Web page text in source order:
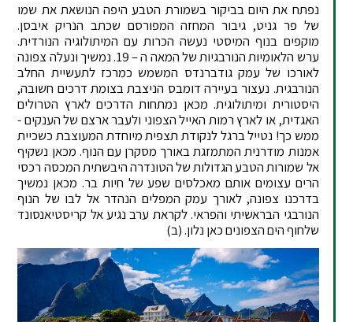
נפתח את היום בביקור בשמורת הטבע היפה הנושאת את שמו
של פר גניט, גיבור המחזה המפורסם שכתב הנריק איבסן.
מוקפים בנוף המיסטי נעשה הכרות עם המיתולוגיה הנורדית.
ערש הלאומיות הנורבגיות של המאה ה – 19. נמשיך ונעלה צפונה
לאורכו של עמק גודברנדס המשמש כמרכז לתעשיית החלב
הנורבגית. נעצור בעיירה דומבס הניצבת בצומת דרכים חשובה,
היסטורית ומיתולוגית. מכאן נמתחות הדרכים לארץ הטרולים
האגדית, או לארץ רמות האייל הצפוני ולעבר ארצם של הענקים -
ממש כך! נטייל ברגל לנקודת תצפית מיוחדת המעוצבת כשכיית
אמנות מודרנית המתמזגת באורך מסקרן עם הנוף. מכאן נשקיף
אל שמורות הטבע הגדולות של הטונדרה היבשתית המכסה רכסי
הרים עצומים אותם מאכלסים שפע של חיות בר. מכאן נמשיך
בדרכנו צפונה, לאורך עמק המפלים הנהדר אל לבו של הנוף
הנורבגי הבראשיתי והפראי. לקראת ערב נגיע אל קריסטיאנסונד
שלחוף הים הצפונים כאן נלון. (ב)